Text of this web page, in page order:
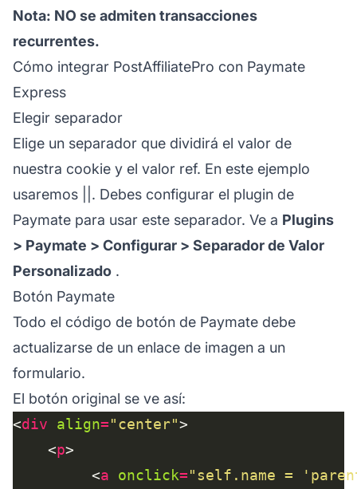
Nota: NO se admiten transacciones
recurrentes.
Cómo integrar PostAffiliatePro con Paymate
Express
Elegir separador
Elige un separador que dividirá el valor de
nuestra cookie y el valor ref. En este ejemplo
usaremos ||. Debes configurar el plugin de
Paymate para usar este separador. Ve a Plugins
> Paymate > Configurar > Separador de Valor
Personalizado .
Botón Paymate
Todo el código de botón de Paymate debe
actualizarse de un enlace de imagen a un
formulario.
El botón original se ve así:
<div align="center"
    <
p
         <
a onclick="self.name =